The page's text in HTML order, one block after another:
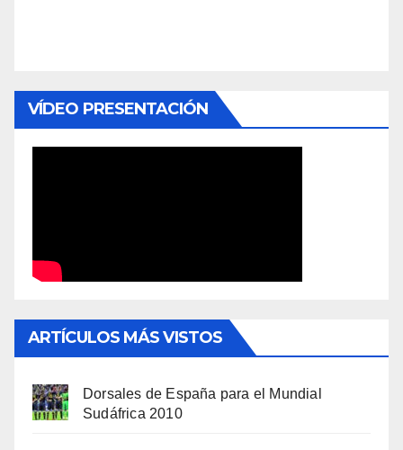
VÍDEO PRESENTACIÓN
ARTÍCULOS MÁS VISTOS
Dorsales de España para el Mundial
Sudáfrica 2010